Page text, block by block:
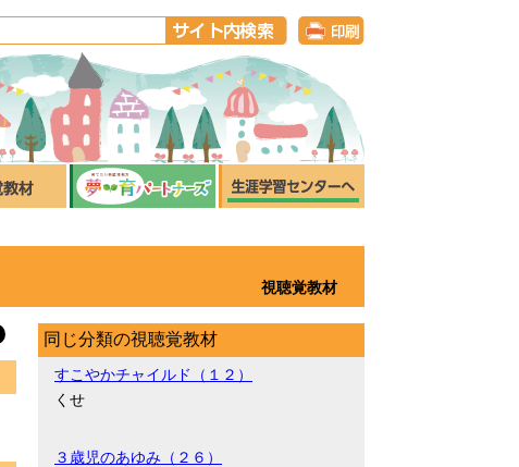
視聴覚教材
同じ分類の視聴覚教材
すこやかチャイルド（１２）
くせ
３歳児のあゆみ（２６）